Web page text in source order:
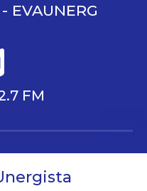
EVAUNERG
FM